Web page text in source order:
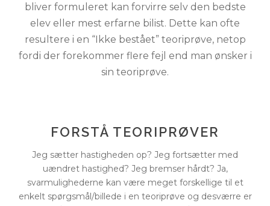
bliver formuleret kan forvirre selv den bedste
elev eller mest erfarne bilist. Dette kan ofte
resultere i en “Ikke bestået” teoriprøve, netop
fordi der forekommer flere fejl end man ønsker i
sin teoriprøve.
FORSTÅ TEORIPRØVER
Jeg sætter hastigheden op? Jeg fortsætter med
uændret hastighed? Jeg bremser hårdt? Ja,
svarmulighederne kan være meget forskellige til et
enkelt spørgsmål/billede i en teoriprøve og desværre er